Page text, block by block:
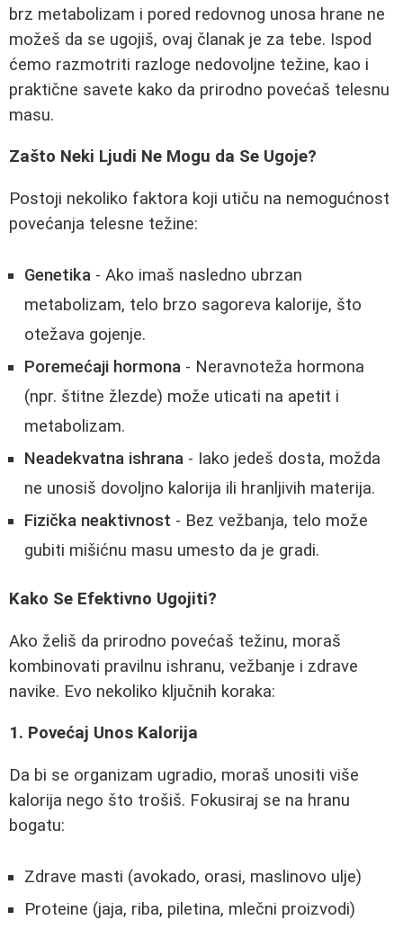
brz metabolizam i pored redovnog unosa hrane ne
možeš da se ugojiš, ovaj članak je za tebe. Ispod
ćemo razmotriti razloge nedovoljne težine, kao i
praktične savete kako da prirodno povećaš telesnu
masu.
Zašto Neki Ljudi Ne Mogu da Se Ugoje?
Postoji nekoliko faktora koji utiču na nemogućnost
povećanja telesne težine:
Genetika - Ako imaš nasledno ubrzan
metabolizam, telo brzo sagoreva kalorije, što
otežava gojenje.
Poremećaji hormona - Neravnoteža hormona
(npr. štitne žlezde) može uticati na apetit i
metabolizam.
Neadekvatna ishrana - Iako jedeš dosta, možda
ne unosiš dovoljno kalorija ili hranljivih materija.
Fizička neaktivnost - Bez vežbanja, telo može
gubiti mišićnu masu umesto da je gradi.
Kako Se Efektivno Ugojiti?
Ako želiš da prirodno povećaš težinu, moraš
kombinovati pravilnu ishranu, vežbanje i zdrave
navike. Evo nekoliko ključnih koraka:
1. Povećaj Unos Kalorija
Da bi se organizam ugradio, moraš unositi više
kalorija nego što trošiš. Fokusiraj se na hranu
bogatu:
Zdrave masti (avokado, orasi, maslinovo ulje)
Proteine (jaja, riba, piletina, mlečni proizvodi)